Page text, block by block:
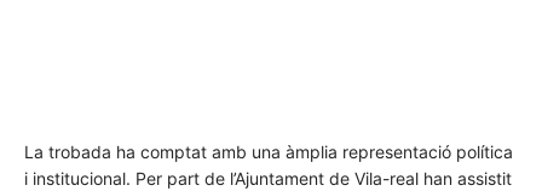
La trobada ha comptat amb una àmplia representació política
i institucional. Per part de l’Ajuntament de Vila-real han assistit